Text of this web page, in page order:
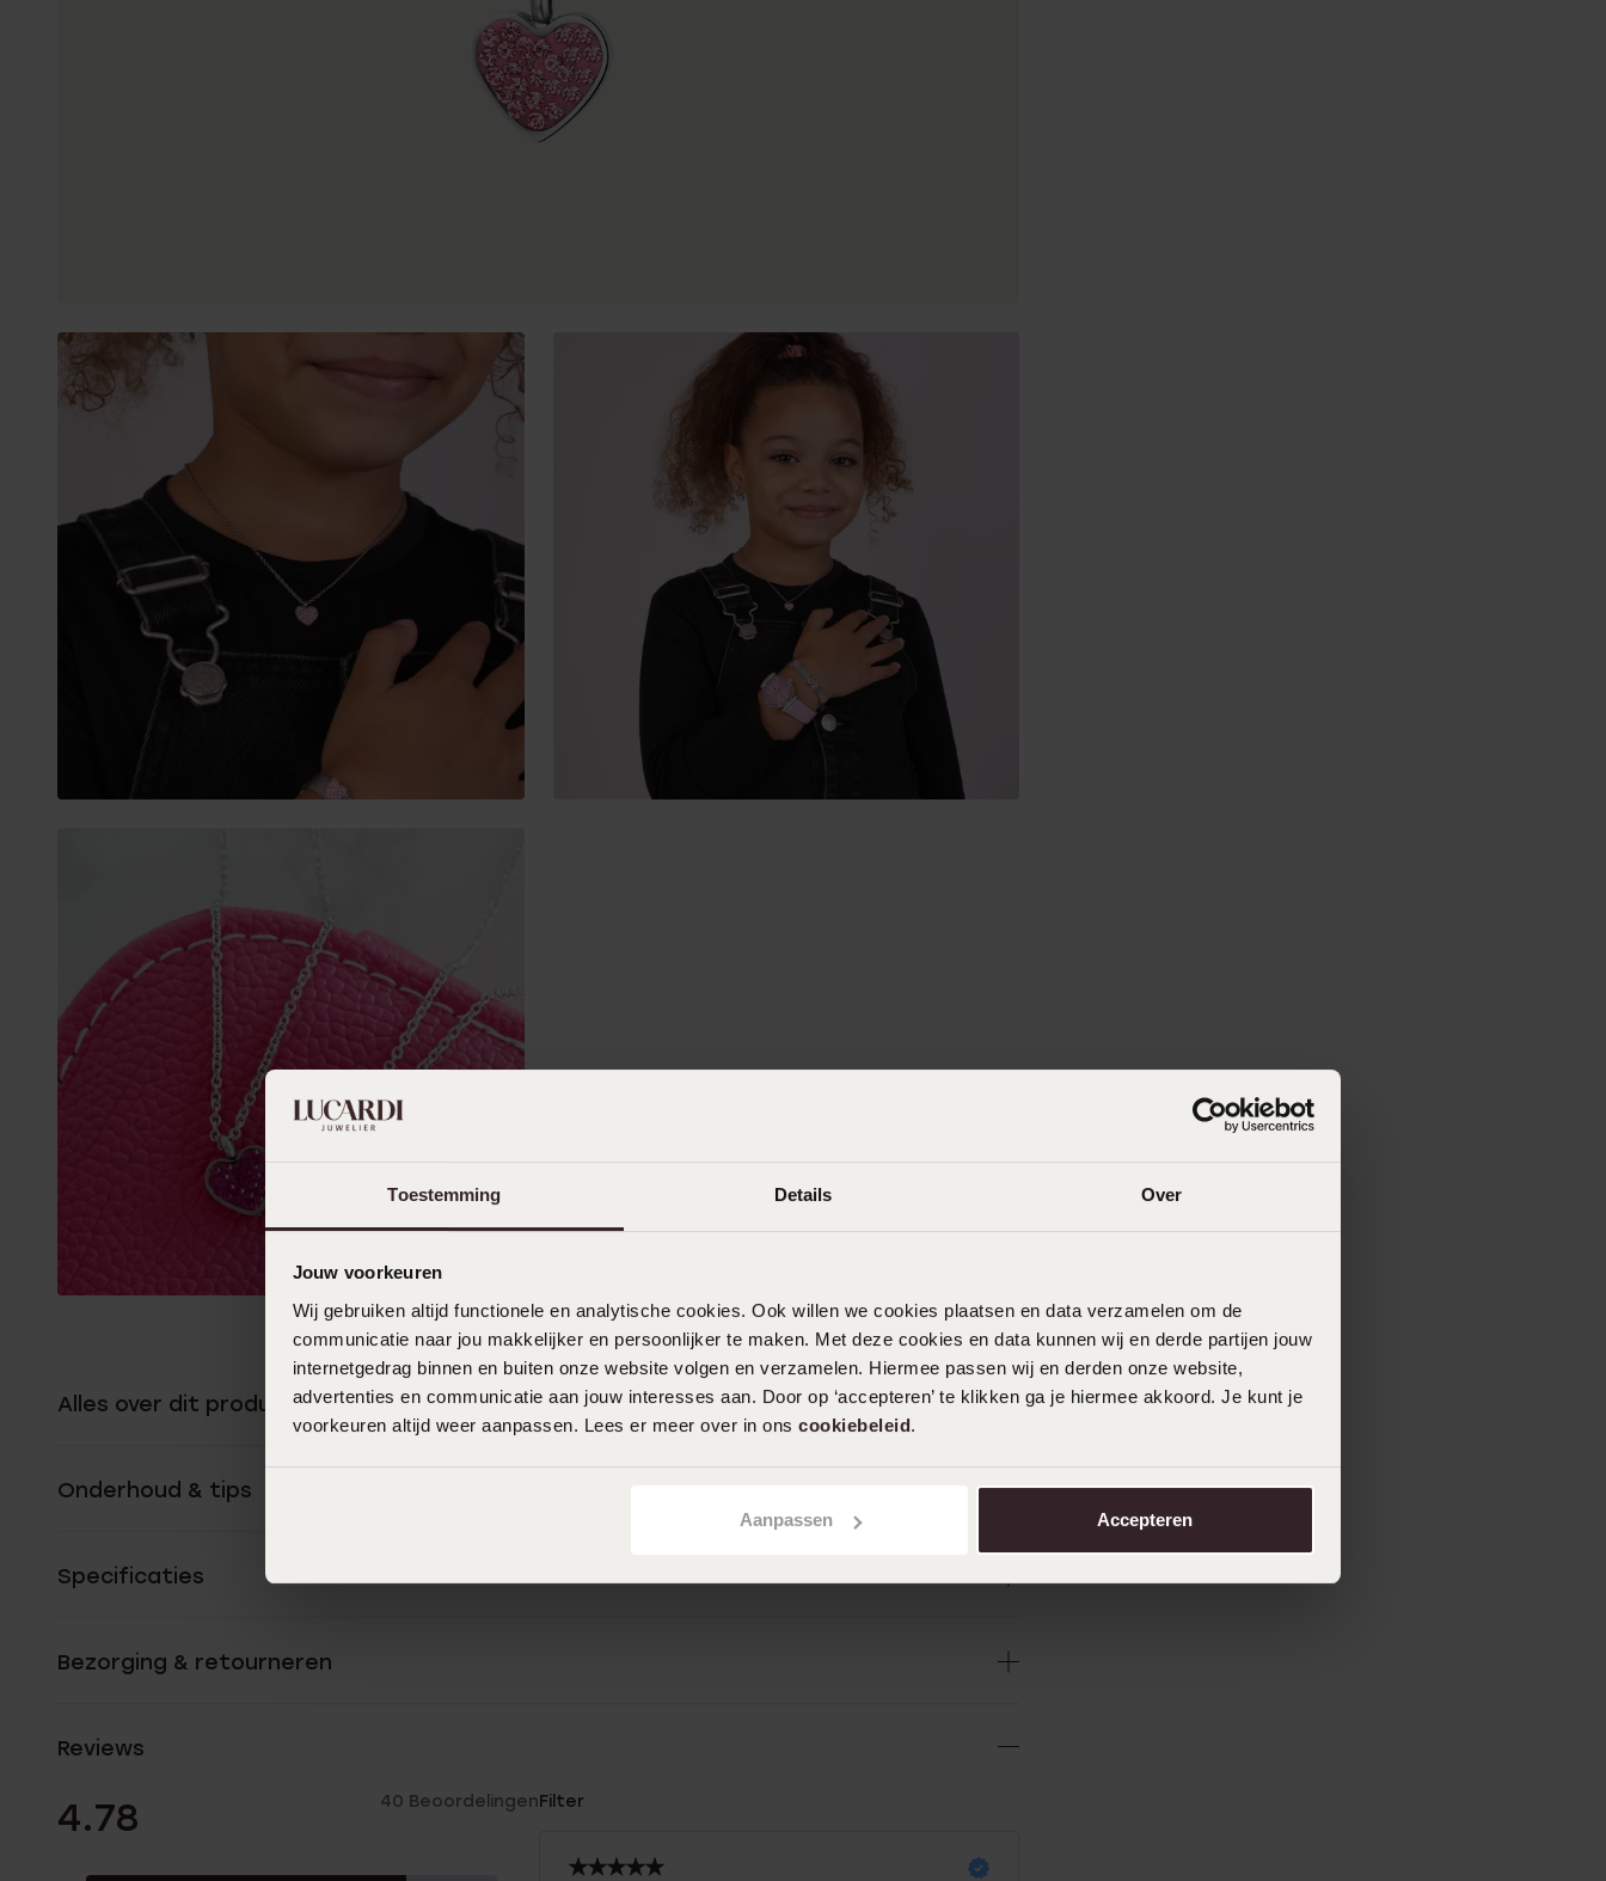
Toestemming Details Over
Jouw voorkeuren
Wij gebruiken altijd functionele en analytische cookies. Ook willen we cookies plaatsen en data verzamelen om de
communicatie naar jou makkelijker en persoonlijker te maken. Met deze cookies en data kunnen wij en derde partijen jouw
internetgedrag binnen en buiten onze website volgen en verzamelen. Hiermee passen wij en derden onze website,
advertenties en communicatie aan jouw interesses aan. Door op ‘accepteren’ te klikken ga je hiermee akkoord. Je kunt je
voorkeuren altijd weer aanpassen. Lees er meer over in ons cookiebeleid.
Aanpassen Accepteren
Alles over dit product
Onderhoud & tips
Specificaties
Bezorging & retourneren
Reviews
4.78 40 BeoordelingenFilter